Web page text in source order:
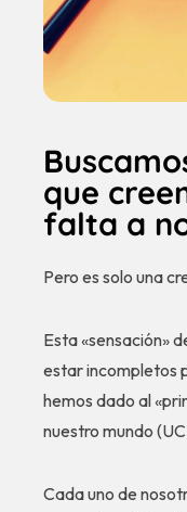
que
falta a
Pero es solo una
Esta «sensación»
estar incompletos
hemos dado al
nuestro mundo
Cada uno de